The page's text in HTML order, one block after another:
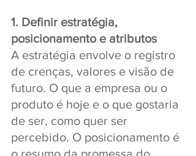
1. Definir estratégia,
posicionamento e atributos
A estratégia envolve o registro
de crenças, valores e visão de
futuro. O que a empresa ou o
produto é hoje e o que gostaria
de ser, como quer ser
percebido. O posicionamento é